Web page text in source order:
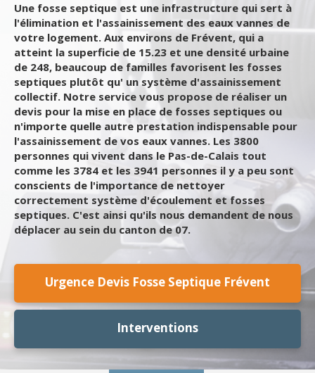
Une fosse septique est une infrastructure qui sert à
l'élimination et l'assainissement des eaux vannes de
votre logement. Aux environs de Frévent, qui a
atteint la superficie de 15.23 et une densité urbaine
de 248, beaucoup de familles favorisent les fosses
septiques plutôt qu' un système d'assainissement
collectif. Notre service vous propose de réaliser un
devis pour la mise en place de fosses septiques ou
n'importe quelle autre prestation indispensable pour
l'assainissement de vos eaux vannes. Les 3800
personnes qui vivent dans le Pas-de-Calais tout
comme les 3784 et les 3941 personnes il y a peu sont
conscients de l'importance de nettoyer
correctement système d'écoulement et fosses
septiques. C'est ainsi qu'ils nous demandent de nous
déplacer au sein du canton de 07.
Urgence Devis Fosse Septique Frévent
Interventions